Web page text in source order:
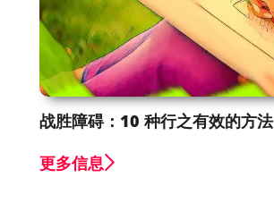
战胜障碍：10 种行之有效的方法
更多信息